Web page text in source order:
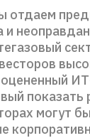
отдаем
и
могут